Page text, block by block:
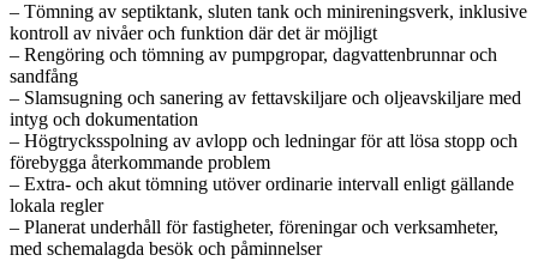
– Tömning av septiktank, sluten tank och minireningsverk, inklusive
kontroll av nivåer och funktion där det är möjligt
– Rengöring och tömning av pumpgropar, dagvattenbrunnar och
sandfång
– Slamsugning och sanering av fettavskiljare och oljeavskiljare med
intyg och dokumentation
– Högtrycksspolning av avlopp och ledningar för att lösa stopp och
förebygga återkommande problem
– Extra- och akut tömning utöver ordinarie intervall enligt gällande
lokala regler
– Planerat underhåll för fastigheter, föreningar och verksamheter,
med schemalagda besök och påminnelser